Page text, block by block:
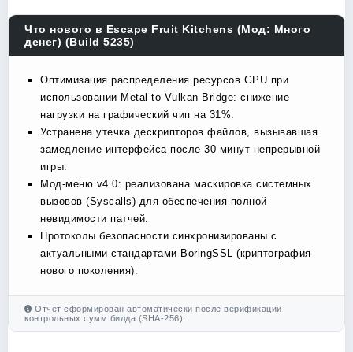
Что нового в Escape Fruit Kitchens (Мод: Много
денег) (Build 5235)
Оптимизация распределения ресурсов GPU при
использовании Metal-to-Vulkan Bridge: снижение
нагрузки на графический чип на 31%.
Устранена утечка дескрипторов файлов, вызывавшая
замедление интерфейса после 30 минут непрерывной
игры.
Мод-меню v4.0: реализована маскировка системных
вызовов (Syscalls) для обеспечения полной
невидимости патчей.
Протоколы безопасности синхронизированы с
актуальными стандартами BoringSSL (криптография
нового поколения).
Отчет сформирован автоматически после верификации
контрольных сумм билда (SHA-256).